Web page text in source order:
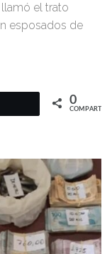
el trato
esposados de
0
COMPARTIR